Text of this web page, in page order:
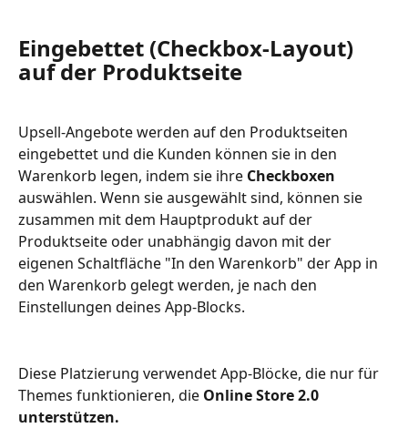
Eingebettet (Checkbox-Layout)
auf der Produktseite
Upsell-Angebote werden auf den Produktseiten
eingebettet und die Kunden können sie in den
Warenkorb legen, indem sie ihre Checkboxen
auswählen. Wenn sie ausgewählt sind, können sie
zusammen mit dem Hauptprodukt auf der
Produktseite oder unabhängig davon mit der
eigenen Schaltfläche "In den Warenkorb" der App in
den Warenkorb gelegt werden, je nach den
Einstellungen deines App-Blocks.
Diese Platzierung verwendet App-Blöcke, die nur für
Themes funktionieren, die Online Store 2.0
unterstützen.